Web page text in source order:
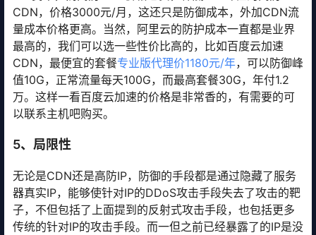
CDN，价格3000元/月，这还只是防御成本，外加CDN流
量成本价格更高。当然，阿里云的防护成本一直都是业界
最高的，我们可以选一些性价比高的，比如百度云加速
CDN，最便宜的套餐专业版代理价1180元/年，可以防御峰
值10G，正常流量每天100G，而最高套餐30G，年付1.2
万。这样一看百度云加速的价格是非常香的，有需要的可
以联系主机吧购买。
5、局限性
无论是CDN还是高防IP，防御的手段都是通过隐藏了服务
器真实IP，能够使针对IP的DDoS攻击手段失去了攻击的靶
子，不但包括了上面提到的反射式攻击手段，也包括更多
传统的针对IP的攻击手段。而一但之前已经暴露了的IP是没